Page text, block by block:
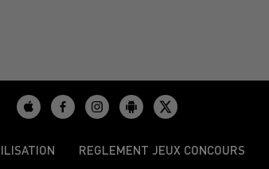
REGLEMENT JEUX CONCOURS